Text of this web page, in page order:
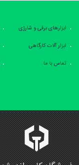
ابزارهای برقی و شارژی
ابزار آلات کارگاهی
تماس با ما